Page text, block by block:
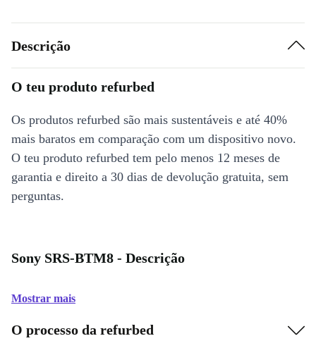
Descrição
O teu produto refurbed
Os produtos refurbed são mais sustentáveis e até 40%
mais baratos em comparação com um dispositivo novo.
O teu produto refurbed tem pelo menos 12 meses de
garantia e direito a 30 dias de devolução gratuita, sem
perguntas.
Sony SRS-BTM8 - Descrição
Mostrar mais
O processo da refurbed